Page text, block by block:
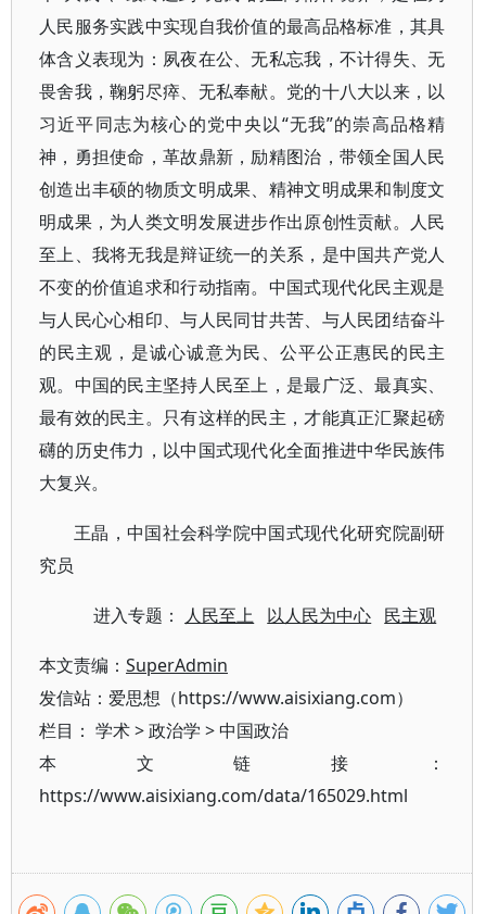
人民服务实践中实现自我价值的最高品格标准，其具
体含义表现为：夙夜在公、无私忘我，不计得失、无
畏舍我，鞠躬尽瘁、无私奉献。党的十八大以来，以
习近平同志为核心的党中央以“无我”的崇高品格精
神，勇担使命，革故鼎新，励精图治，带领全国人民
创造出丰硕的物质文明成果、精神文明成果和制度文
明成果，为人类文明发展进步作出原创性贡献。人民
至上、我将无我是辩证统一的关系，是中国共产党人
不变的价值追求和行动指南。中国式现代化民主观是
与人民心心相印、与人民同甘共苦、与人民团结奋斗
的民主观，是诚心诚意为民、公平公正惠民的民主
观。中国的民主坚持人民至上，是最广泛、最真实、
最有效的民主。只有这样的民主，才能真正汇聚起磅
礴的历史伟力，以中国式现代化全面推进中华民族伟
大复兴。
王晶，中国社会科学院中国式现代化研究院副研
究员
进入专题： 人民至上 以人民为中心 民主观
本文责编： SuperAdmin
发信站：爱思想（https://www.aisixiang.com）
栏目： 学术>政治学 >中国政治
本文链接：
https://www.aisixiang.com/data/165029.html